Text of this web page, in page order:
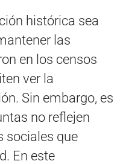
histórica sea
las
en los censos
ver la
Sin embargo, es
no reflejen
sociales que
En este